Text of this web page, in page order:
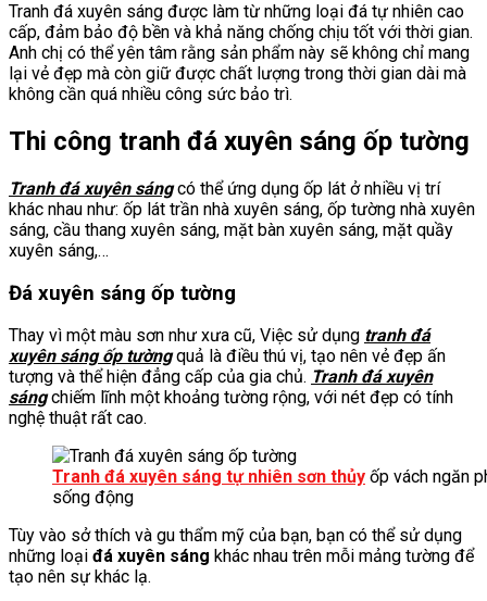
Tranh đá xuyên sáng được làm từ những loại đá tự nhiên cao
cấp, đảm bảo độ bền và khả năng chống chịu tốt với thời gian.
Anh chị có thể yên tâm rằng sản phẩm này sẽ không chỉ mang
lại vẻ đẹp mà còn giữ được chất lượng trong thời gian dài mà
không cần quá nhiều công sức bảo trì.
Thi công tranh đá xuyên sáng ốp tường
Tranh đá xuyên sángcó thể ứng dụng ốp lát ở nhiều vị trí
khác nhau như: ốp lát trần nhà xuyên sáng, ốp tường nhà xuyên
sáng, cầu thang xuyên sáng, mặt bàn xuyên sáng, mặt quầy
xuyên sáng,…
Đá xuyên sáng ốp tường
Thay vì một màu sơn như xưa cũ, Việc sử dụng tranh đá
xuyên sáng ốp tườngquả là điều thú vị, tạo nên vẻ đẹp ấn
tượng và thể hiện đẳng cấp của gia chủ. Tranh đá xuyên
sángchiếm lĩnh một khoảng tường rộng, với nét đẹp có tính
nghệ thuật rất cao.
Tranh đá xuyên sáng tự nhiên sơn thủy ốp vách ngăn
sống động
Tùy vào sở thích và gu thẩm mỹ của bạn, bạn có thể sử dụng
những loại đá xuyên sáng khác nhau trên mỗi mảng tường để
tạo nên sự khác lạ.